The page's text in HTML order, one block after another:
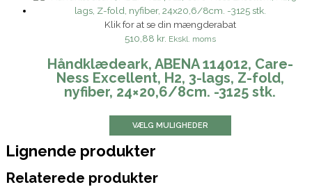
Klik for at se din mængderabat
510,88 kr. Ekskl. moms
Håndklædeark, ABENA 114012, Care-
Ness Excellent, H2, 3-lags, Z-fold,
nyfiber, 24×20,6/8cm. -3125 stk.
VÆLG MULIGHEDER
Lignende produkter
Relaterede produkter